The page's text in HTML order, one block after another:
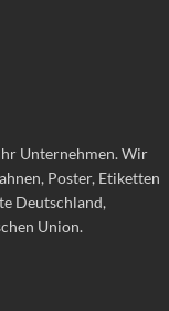
Unternehmen. Wir
Poster, Etiketten
Deutschland,
Union.